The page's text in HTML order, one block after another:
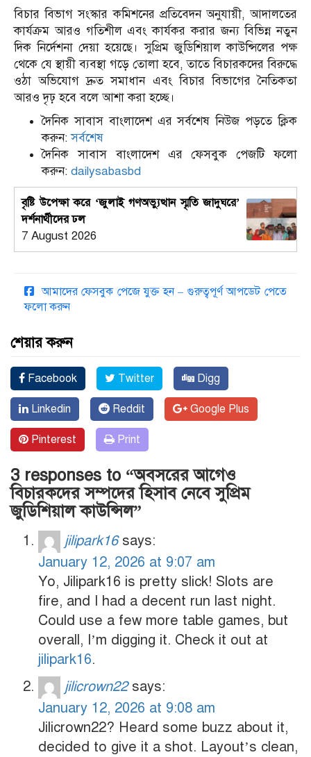
বিচার বিভাগ সংস্কার কমিশনের প্রতিবেদন অনুযায়ী, আদালতের
কার্যক্রম আরও গতিশীল এবং কার্যকর করার জন্য বিভিন্ন নতুন
দিক নির্দেশনা দেয়া হয়েছে। সুপ্রিম জুডিশিয়াল কাউন্সিলের পক্ষ
থেকে যে স্থায়ী ব্যবস্থা গড়ে তোলা হবে, তাতে বিচারকদের বিরুদ্ধে
ওঠা অভিযোগ দ্রুত সমাধান এবং বিচার বিভাগের নৈতিকতা
আরও দৃঢ় হবে বলে আশা করা হচ্ছে।
দৈনিক সাবাস বাংলাদেশ এর সর্বশেষ নিউজ পড়তে ক্লিক
করুন:সর্বশেষ
দৈনিক সাবাস বাংলাদেশ এর ফেসবুক পেজটি ফলো
করুন: dailysabasbd
বৃষ্টি উপেক্ষা করে ‘জুলাই গণঅভ্যুত্থান স্মৃতি জাদুঘরে’
দর্শনার্থীদের ঢল
7 August 2026
আমাদের ফেসবুক পেজে যুক্ত হন – গুরুত্বপূর্ণ আপডেট পেতে
ফলো করুন
শেয়ার করুন
Facebook Twitter Digg
Linkedin Reddit Google Plus
Pinterest Print
3 responses to “অবসরের আগেও
বিচারকদের সম্পদের হিসাব নেবে সুপ্রিম
জুডিশিয়াল কাউন্সিল”
jilipark16 says:
January 12, 2026 at 9:07 am
Yo, Jilipark16 is pretty slick! Slots are
fire, and I had a decent run last night.
Could use a few more table games, but
overall, I’m digging it. Check it out at
jilipark16.
jilicrown22 says:
January 12, 2026 at 9:08 am
Jilicrown22? Heard some buzz about it,
decided to give it a shot. Layout’s clean,